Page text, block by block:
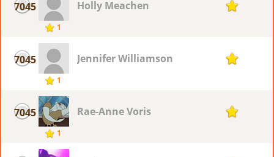
7045
1
Holly Meachen 1
7045
1
Jennifer Williamson 1
7045
1
Rae-Anne Voris 1